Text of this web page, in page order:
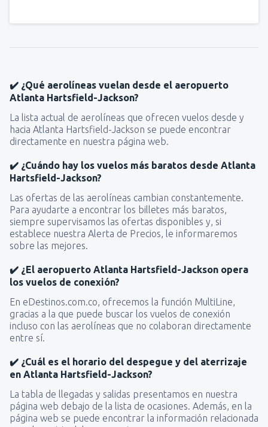
✔️ ¿Qué aerolíneas vuelan desde el aeropuerto
Atlanta Hartsfield-Jackson?
La lista actual de aerolíneas que ofrecen vuelos desde y
hacia Atlanta Hartsfield-Jackson se puede encontrar
directamente en nuestra página web.
✔️ ¿Cuándo hay los vuelos más baratos desde Atlanta
Hartsfield-Jackson?
Las ofertas de las aerolíneas cambian constantemente.
Para ayudarte a encontrar los billetes más baratos,
siempre supervisamos las ofertas disponibles y, si
establece nuestra Alerta de Precios, le informaremos
sobre las mejores.
✔️ ¿El aeropuerto Atlanta Hartsfield-Jackson opera
los vuelos de conexión?
En eDestinos.com.co, ofrecemos la función MultiLine,
gracias a la que puede buscar los vuelos de conexión
incluso con las aerolíneas que no colaboran directamente
entre sí.
✔️ ¿Cuál es el horario del despegue y del aterrizaje
en Atlanta Hartsfield-Jackson?
La tabla de llegadas y salidas presentamos en nuestra
página web debajo de la lista de ocasiones. Además, en la
página web se puede encontrar la información relacionada